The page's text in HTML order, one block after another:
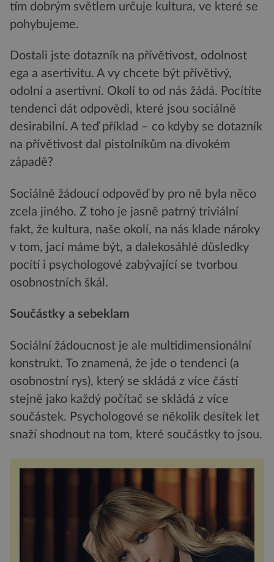
tím dobrým světlem určuje kultura, ve které se
pohybujeme.
Dostali jste dotazník na přívětivost, odolnost
ega a asertivitu. A vy chcete být přívětivý,
odolní a asertivní. Okolí to od nás žádá. Pocítíte
tendenci dát odpovědi, které jsou sociálně
desirabilní. A teď příklad – co kdyby se dotazník
na přívětivost dal pistolníkům na divokém
západě?
Sociálně žádoucí odpověď by pro ně byla něco
zcela jiného. Z toho je jasně patrný triviální
fakt, že kultura, naše okolí, na nás klade nároky
v tom, jací máme být, a dalekosáhlé důsledky
pocítí i psychologové zabývající se tvorbou
osobnostních škál.
Součástky a sebeklam
Sociální žádoucnost je ale multidimensionální
konstrukt. To znamená, že jde o tendenci (a
osobnostní rys), který se skládá z více částí
stejně jako každý počítač se skládá z více
součástek. Psychologové se několik desítek let
snaží shodnout na tom, které součástky to jsou.